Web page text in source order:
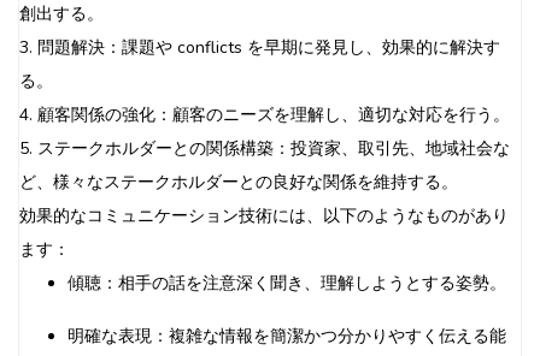
創出する。
3. 問題解決：課題や conflicts を早期に発見し、効果的に解決す
る。
4. 顧客関係の強化：顧客のニーズを理解し、適切な対応を行う。
5. ステークホルダーとの関係構築：投資家、取引先、地域社会な
ど、様々なステークホルダーとの良好な関係を維持する。
効果的なコミュニケーション技術には、以下のようなものがあり
ます：
傾聴：相手の話を注意深く聞き、理解しようとする姿勢。
明確な表現：複雑な情報を簡潔かつ分かりやすく伝える能